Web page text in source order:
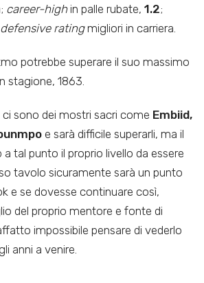
career-highin palle rubate, 1.2;
defensive ratingmigliori in carriera.
potrebbe superare il suo massimo
stagione, 1863.
sono dei mostri sacri come Embiid,
e sarà difficile superarli, ma il
tal punto il proprio livello da essere
tavolo sicuramente sarà un punto
e se dovesse continuare così,
del proprio mentore e fonte di
impossibile pensare di vederlo
anni a venire.